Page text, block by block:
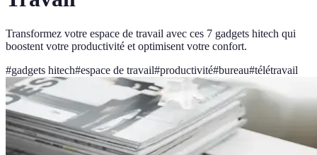
Transformez votre espace de travail avec ces 7 gadgets hitech qui
boostent votre productivité et optimisent votre confort.
#gadgets hitech#espace de travail#productivité#bureau#télétravail